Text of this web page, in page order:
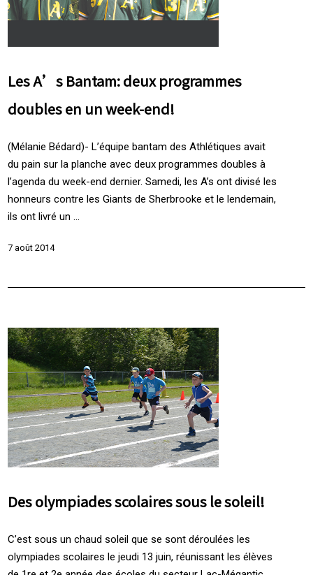
Les A’s Bantam: deux programmes
doubles en un week-end!
(Mélanie Bédard)- L’équipe bantam des Athlétiques avait
du pain sur la planche avec deux programmes doubles à
l’agenda du week-end dernier. Samedi, les A’s ont divisé les
honneurs contre les Giants de Sherbrooke et le lendemain,
ils ont livré un ...
7 août 2014
Des olympiades scolaires sous le soleil!
C’est sous un chaud soleil que se sont déroulées les
olympiades scolaires le jeudi 13 juin, réunissant les élèves